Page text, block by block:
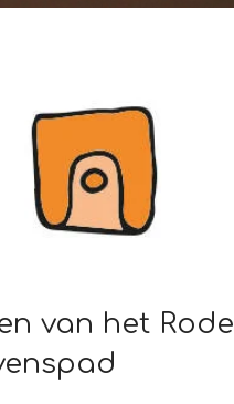
van het Rode